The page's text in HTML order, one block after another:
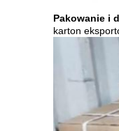
Pakowanie i
karton